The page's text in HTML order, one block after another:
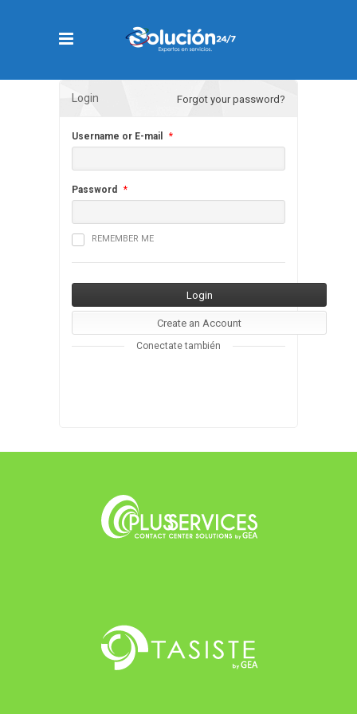
Login Forgot your password?
Username or E-mail *
Password *
REMEMBER ME
Conectate también